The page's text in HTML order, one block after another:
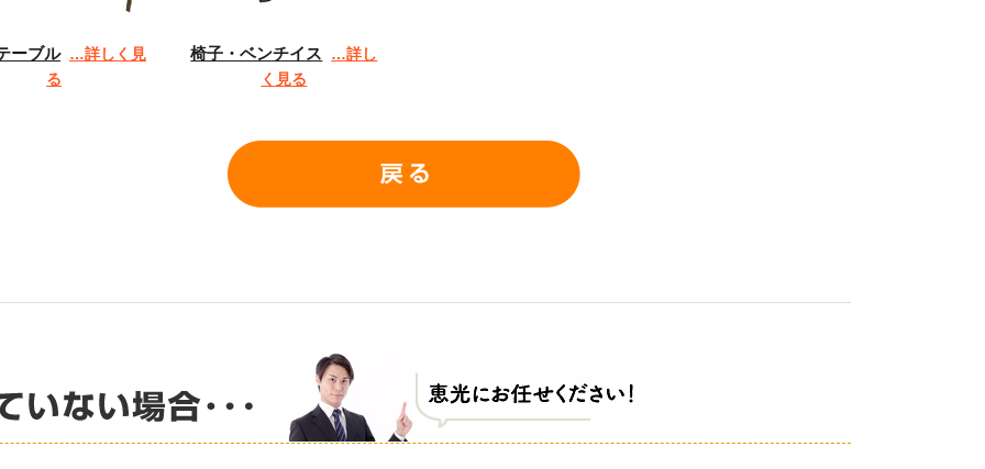
ーブル …詳しく見
る
椅子・ベンチイス
…詳し
く見る